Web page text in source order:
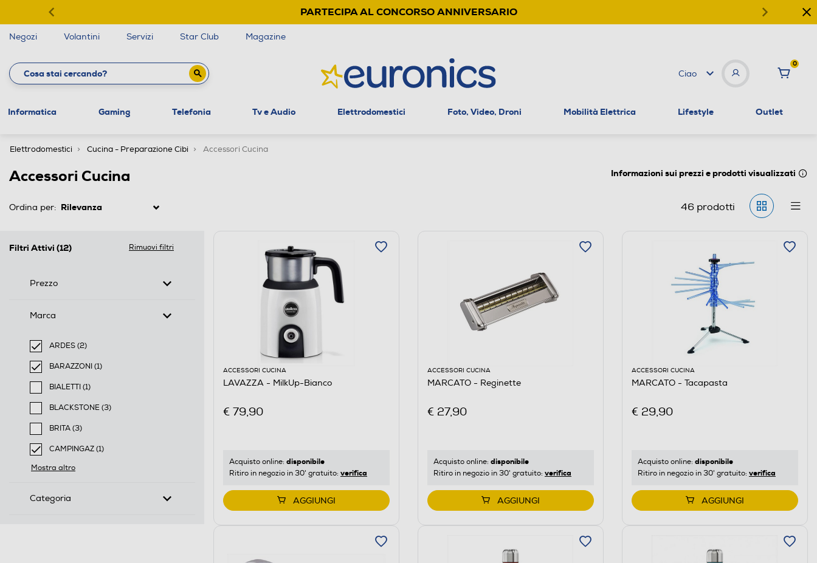
PARTECIPA AL CONCORSO ANNIVERSARIO
Negozi Volantini Servizi Star Club Magazine
Ciao
0
Informatica Gaming Telefonia Tv e Audio Elettrodomestici Foto, Video, Droni Mobilità Elettrica Lifestyle Outlet
Elettrodomestici Cucina - Preparazione Cibi Accessori Cucina
Accessori Cucina Informazioni sui prezzi e prodotti visualizzati
Ordina per: 46prodotti
Filtri Attivi (12) Rimuovi filtri
Prezzo
Marca
ARDES (2)
selected Filtro applicato per Marca: ARDES
BARAZZONI (1)
selected Filtro applicato per Marca: BARAZZONI
BIALETTI (1)
Filtra per Marca: BIALETTI
BLACKSTONE (3)
Filtra per Marca: BLACKSTONE
BRITA (3)
Filtra per Marca: BRITA
CAMPINGAZ (1)
selected Filtro applicato per Marca: CAMPINGAZ
Mostra altro
Categoria
ACCESSORI CUCINA
LAVAZZA - MilkUp-Bianco
€ 79,90
Acquisto online: disponibile
Ritiro in negozio in 30' gratuito: verifica
AGGIUNGI
ACCESSORI CUCINA
MARCATO - Reginette
€ 27,90
Acquisto online: disponibile
Ritiro in negozio in 30' gratuito: verifica
AGGIUNGI
ACCESSORI CUCINA
MARCATO - Tacapasta
€ 29,90
Acquisto online: disponibile
Ritiro in negozio in 30' gratuito: verifica
AGGIUNGI